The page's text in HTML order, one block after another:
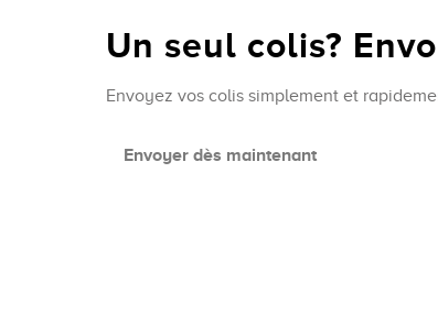
Un seul colis?
Envoyez vos colis simplement et
Envoyer dès maintenant